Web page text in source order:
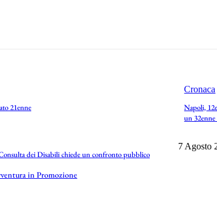
21enne
Cronaca
Napoli,
un
dei Disabili chiede un confronto pubblico
7 Agosto
in Promozione